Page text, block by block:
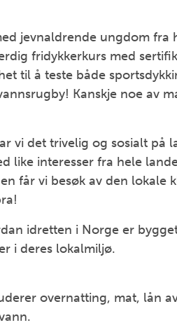
jevnaldrende ungdom fra
fridykkerkurs med
til å teste både
Kanskje noe av
vi det trivelig og sosialt på
like interesser fra hele
får vi besøk av den lokale
idretten i Norge er
i deres lokalmiljø.
overnatting, mat, lån